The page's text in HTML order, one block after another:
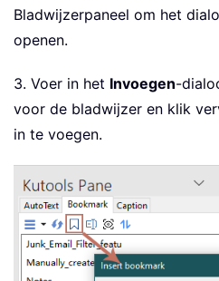
Bladwijzerpaneel om het
openen.
3. Voer in het Invoegen-
voor de bladwijzer en klik
in te voegen.